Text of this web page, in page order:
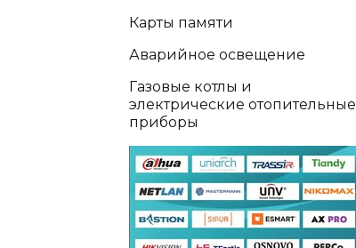
Карты памяти
Аварийное освещение
Газовые котлы и
электрические отопительные
приборы